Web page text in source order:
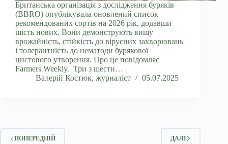
Британська організація з дослідження буряків
(BBRO) опублікувала оновлений список
рекомендованих сортів на 2026 рік, додавши
шість нових. Вони демонструють вищу
врожайність, стійкість до вірусних захворювань
і толерантність до нематоди бурякової
цистового утворення. Про це повідомляє
Farmers Weekly. Три з шести…
Валерій Костюк, журналіст
05.07.2025
ПОПЕРЕДНІЙ ДАЛІ